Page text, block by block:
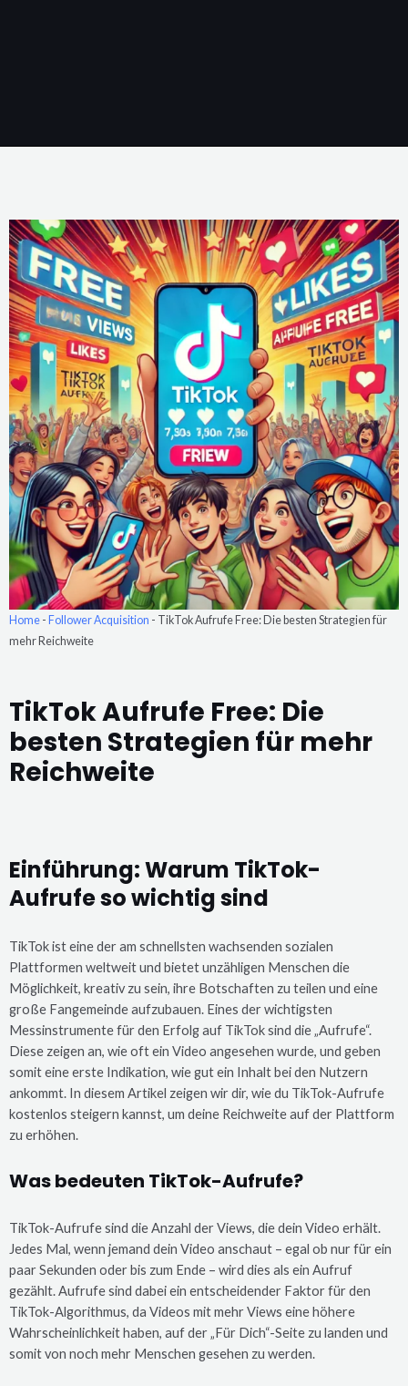
Home - Follower Acquisition - TikTok Aufrufe Free: Die besten Strategien für
mehr Reichweite
TikTok Aufrufe Free: Die
besten Strategien für mehr
Reichweite
Einführung: Warum TikTok-
Aufrufe so wichtig sind
TikTok ist eine der am schnellsten wachsenden sozialen
Plattformen weltweit und bietet unzähligen Menschen die
Möglichkeit, kreativ zu sein, ihre Botschaften zu teilen und eine
große Fangemeinde aufzubauen. Eines der wichtigsten
Messinstrumente für den Erfolg auf TikTok sind die „Aufrufe“.
Diese zeigen an, wie oft ein Video angesehen wurde, und geben
somit eine erste Indikation, wie gut ein Inhalt bei den Nutzern
ankommt. In diesem Artikel zeigen wir dir, wie du TikTok-Aufrufe
kostenlos steigern kannst, um deine Reichweite auf der Plattform
zu erhöhen.
Was bedeuten TikTok-Aufrufe?
TikTok-Aufrufe sind die Anzahl der Views, die dein Video erhält.
Jedes Mal, wenn jemand dein Video anschaut – egal ob nur für ein
paar Sekunden oder bis zum Ende – wird dies als ein Aufruf
gezählt. Aufrufe sind dabei ein entscheidender Faktor für den
TikTok-Algorithmus, da Videos mit mehr Views eine höhere
Wahrscheinlichkeit haben, auf der „Für Dich“-Seite zu landen und
somit von noch mehr Menschen gesehen zu werden.